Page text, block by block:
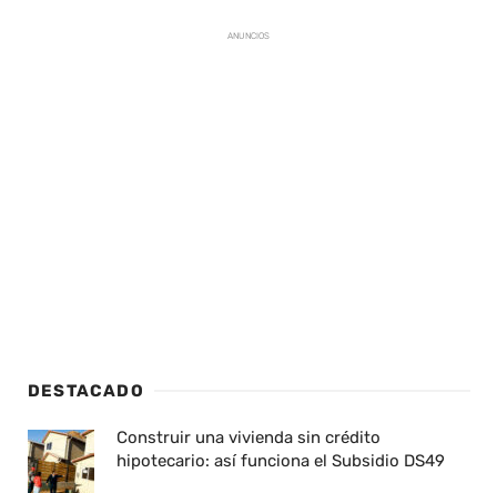
ANUNCIOS
DESTACADO
Construir una vivienda sin crédito
hipotecario: así funciona el Subsidio DS49